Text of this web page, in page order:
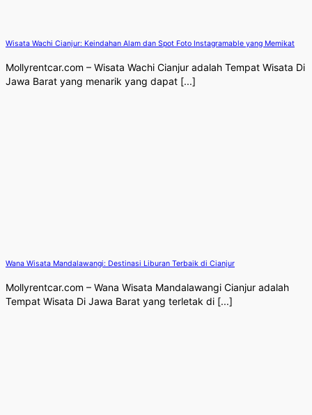
Wisata Wachi Cianjur: Keindahan Alam dan Spot Foto Instagramable yang Memikat
Mollyrentcar.com – Wisata Wachi Cianjur adalah Tempat Wisata Di
Jawa Barat yang menarik yang dapat [...]
Wana Wisata Mandalawangi: Destinasi Liburan Terbaik di Cianjur
Mollyrentcar.com – Wana Wisata Mandalawangi Cianjur adalah
Tempat Wisata Di Jawa Barat yang terletak di [...]